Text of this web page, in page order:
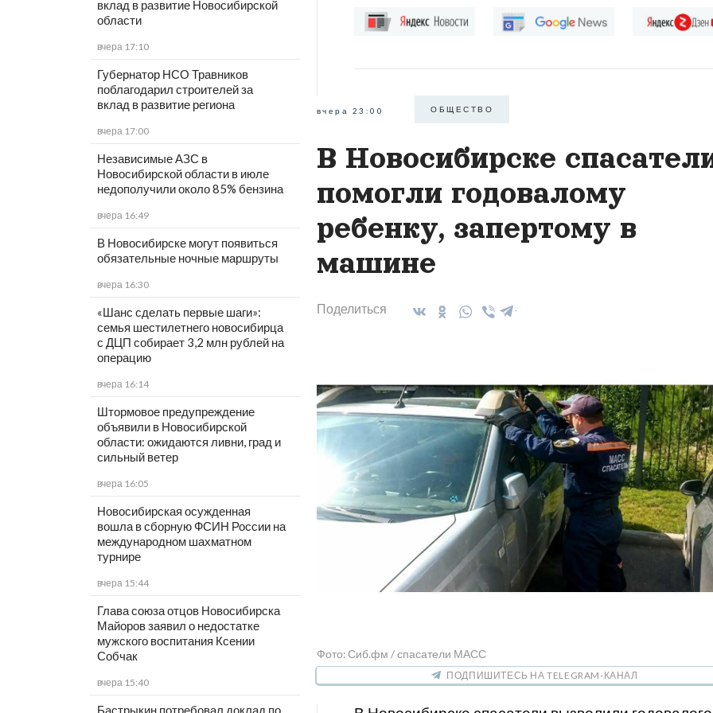
вклад в развитие Новосибирской
области
вчера 17:10
Губернатор НСО Травников
поблагодарил строителей за
вклад в развитие региона
вчера 17:00
Независимые АЗС в
Новосибирской области в июле
недополучили около 85% бензина
вчера 16:49
В Новосибирске могут появиться
обязательные ночные маршруты
вчера 16:30
«Шанс сделать первые шаги»:
семья шестилетнего новосибирца
с ДЦП собирает 3,2 млн рублей на
операцию
вчера 16:14
Штормовое предупреждение
объявили в Новосибирской
области: ожидаются ливни, град и
сильный ветер
вчера 16:05
Новосибирская осужденная
вошла в сборную ФСИН России на
международном шахматном
турнире
вчера 15:44
Глава союза отцов Новосибирска
Майоров заявил о недостатке
мужского воспитания Ксении
Собчак
вчера 15:40
вчера 23:00 ОБЩЕСТВО
В Новосибирске
помогли годовалому
ребенку, запертому в
машине
Поделиться
Фото: Сиб.фм / спасатели МАСС
ПОДПИШИТЕСЬ НА TELEGRAM-КАНАЛ